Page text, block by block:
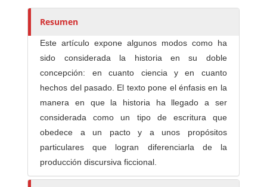
o
e
Resumen
Este artículo expone algunos modos como ha
sido considerada la historia en su doble
concepción: en cuanto ciencia y en cuanto
hechos del pasado. El texto pone el énfasis en la
manera en que la historia ha llegado a ser
considerada como un tipo de escritura que
obedece a un pacto y a unos propósitos
particulares que logran diferenciarla de la
producción discursiva ficcional.